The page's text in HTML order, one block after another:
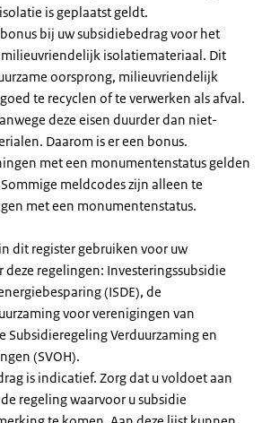
is geplaatst geldt.
bij uw subsidiebedrag voor het
isolatiemateriaal. Dit
oorsprong, milieuvriendelijk
te recyclen of te verwerken als afval.
deze eisen duurder dan niet-
Daarom is er een bonus.
met een monumentenstatus gelden
meldcodes zijn alleen te
met een monumentenstatus.
dit register gebruiken voor uw
deze regelingen: Investeringssubsidie
(ISDE), de
voor verenigingen van
Subsidieregeling Verduurzaming en
(SVOH).
is indicatief. Zorg dat u voldoet aan
regeling waarvoor u subsidie